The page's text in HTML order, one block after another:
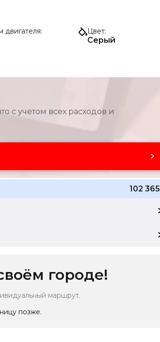
двигателя Цвет
Серый
с учетом всех расходов и
102 365
городе!
маршрут.
позже.